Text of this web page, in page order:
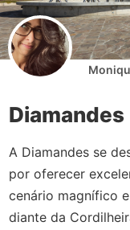
Diamandes
A Diamandes se
por oferecer
cenário magnífico
diante da